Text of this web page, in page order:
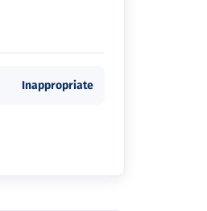
Inappropriate